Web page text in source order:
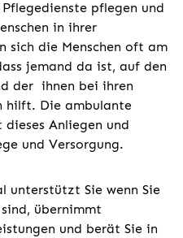
pflegen und
in ihrer
sich die Menschen oft am
jemand da ist, auf den
der ihnen bei ihren
hilft. Die ambulante
Anliegen und
und Versorgung.
unterstützt Sie wenn Sie
übernimmt
und berät Sie in